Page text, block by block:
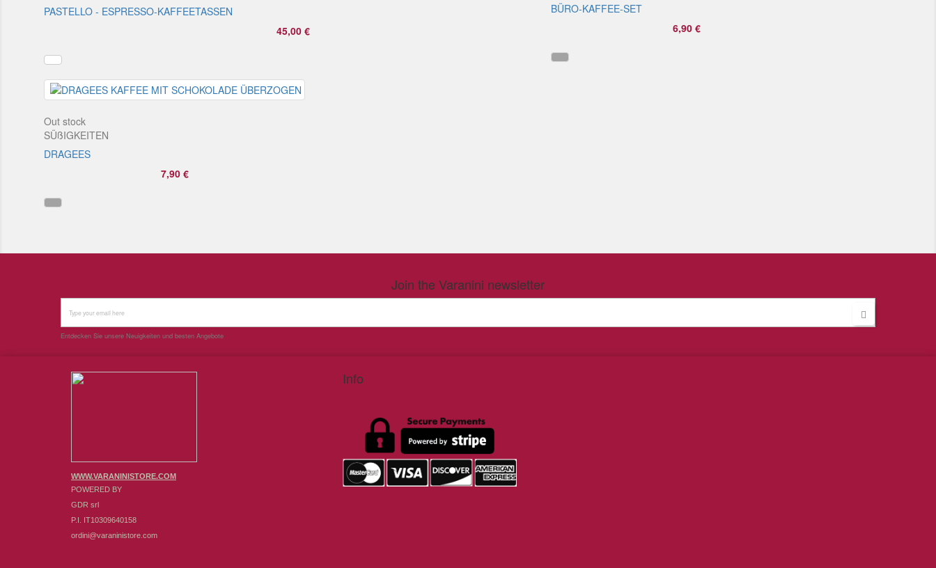
PASTELLO - ESPRESSO-KAFFEETASSEN
45,00 €
BÜRO-KAFFEE-SET
6,90 €
Out stock
SÜßIGKEITEN
DRAGEES
7,90 €
Join the Varanini newsletter
Entdecken Sie unsere Neuigkeiten und besten Angebote
WWW.VARANINISTORE.COM
POWERED BY
GDR srl
P.I. IT10309640158
ordini@varaninistore.com
Info